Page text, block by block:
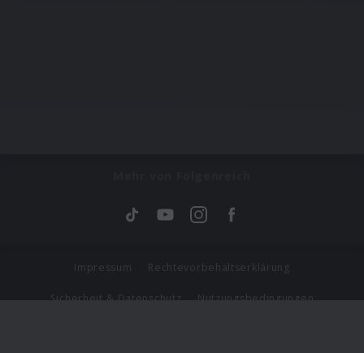
Impressum Rechtevorbehaltserklärung
Sicherheit & Datenschutz Nutzungsbedingungen